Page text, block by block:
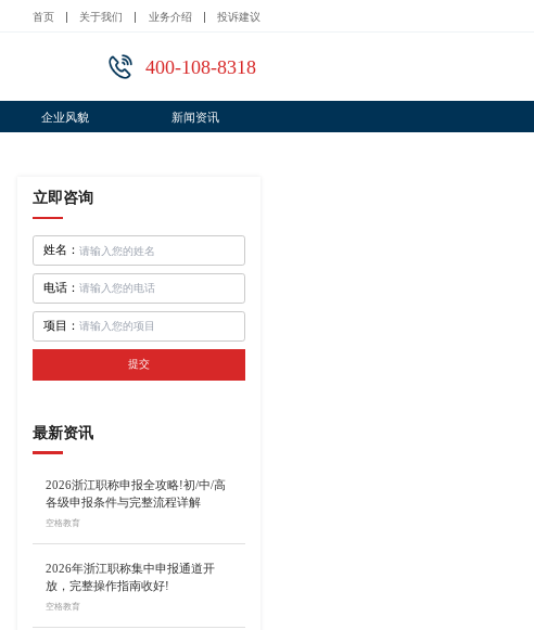
首页 关于我们 业务介绍 投诉建议
400-108-8318
企业风貌 新闻资讯
立即咨询
姓名：
电话：
项目：
提交
最新资讯
2026浙江职称申报全攻略!初/中/高
各级申报条件与完整流程详解
空格教育
2026年浙江职称集中申报通道开
放，完整操作指南收好!
空格教育